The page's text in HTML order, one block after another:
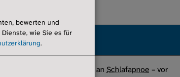
sehr häufig zusätzlich an Schlafapnoe – vor
bewerten und
wie Sie es für
.